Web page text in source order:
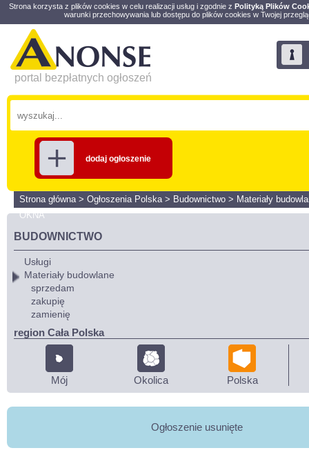
Strona korzysta z plików cookies w celu realizacji usług i zgodnie z Polityką Plików
warunki przechowywania lub dostępu do plików cookies w Twojej
portal bezpłatnych ogłoszeń
dodaj ogłoszenie
Strona główna> Ogłoszenia Polska> Budownictwo > Materiały
OKNA
BUDOWNICTWO
Usługi
Materiały budowlane
sprzedam
zakupię
zamienię
region Cała Polska
Mój Okolica Polska
Ogłoszenie usunięte